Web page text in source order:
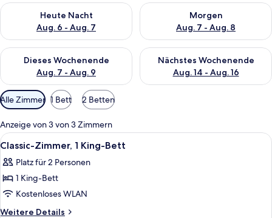
Heute Nacht
Aug. 6 - Aug. 7
Überprüfe die Verfügbarkeit für heute Nacht, Aug. 6 - Aug. 7.
Morgen
Aug. 7 - Aug. 8
Überprüfe die Verfügbarkeit
Dieses Wochenende
Aug. 7 - Aug. 9
Überprüfe die Verfügbarkeit für dieses Wochenende, Aug. 7
Nächstes Wochenende
Aug. 14 - Aug. 16
Überprüfe die Verfügbarkeit
Verfügbare
Filter
für
Zimmer
Alle Zimmer 1 Bett 2 Betten
Anzeige von 3 von 3 Zimmern
Alle
Fotos
für
Classic-
Zimmer,
1 King-
Ein Hotelzimmer mit einem großen
5
Classic-Zimmer, 1 King-Bett
Platz für 2 Personen
1 King-Bett
Kostenloses WLAN
Weitere Details
Weitere